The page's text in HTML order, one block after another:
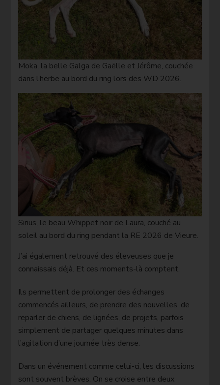
Moka, la belle Galga de Gaëlle et Jérôme, couchée
dans l’herbe au bord du ring lors des WD 2026.
Sirius, le beau Whippet noir de Laura, couché au
soleil au bord du ring pendant la RE 2026 de Vieure.
J’ai également retrouvé des éleveuses que je
connaissais déjà. Et ces moments-là comptent.
Ils permettent de prolonger des échanges
commencés ailleurs, de prendre des nouvelles, de
reparler de chiens, de lignées, de projets, parfois
simplement de partager quelques minutes dans
l’agitation d’une journée très dense.
Dans un événement comme celui-ci, les discussions
sont souvent brèves. On se croise entre deux